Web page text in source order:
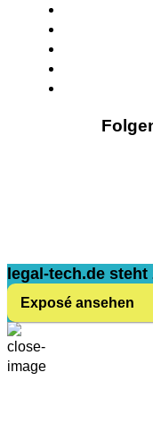
legal-tech.de
Exposé ansehen